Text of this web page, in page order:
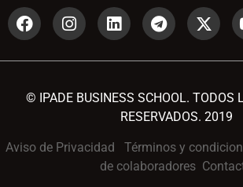
© IPADE BUSINESS SCHOOL. TODOS
RESERVADOS. 2019
Aviso de Privacidad Términos y
de colaboradores